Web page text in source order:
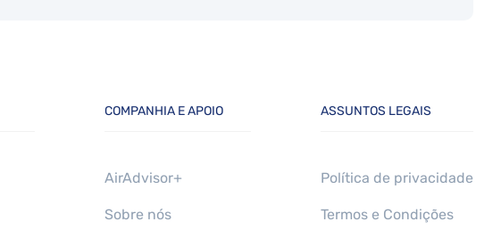
COMPANHIA E APOIO
AirAdvisor+
Sobre nós
ASSUNTOS LEGAIS
Política de privacidade
Termos e Condições